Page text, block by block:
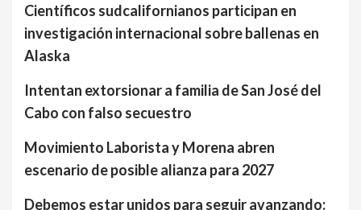
Científicos sudcalifornianos participan en
investigación internacional sobre ballenas en
Alaska
Intentan extorsionar a familia de San José del
Cabo con falso secuestro
Movimiento Laborista y Morena abren
escenario de posible alianza para 2027
Debemos estar unidos para seguir avanzando: